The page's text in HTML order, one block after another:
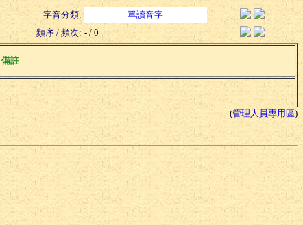
字音分類:
單讀音字
頻序 / 頻次: - / 0
備註
(管理人員專用區)